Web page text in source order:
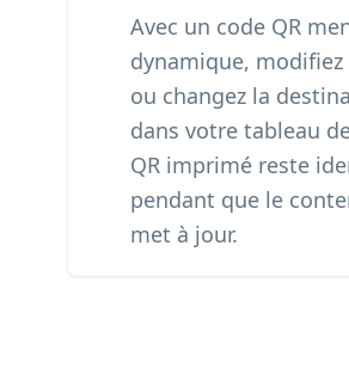
Avec un code QR
dynamique, modifiez
ou changez la
dans votre tableau
QR imprimé reste
pendant que le
met à jour.